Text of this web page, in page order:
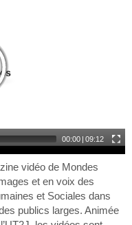
00:00 | 09:12
vidéo de Mondes
et en voix des
et Sociales dans
publics larges. Animée